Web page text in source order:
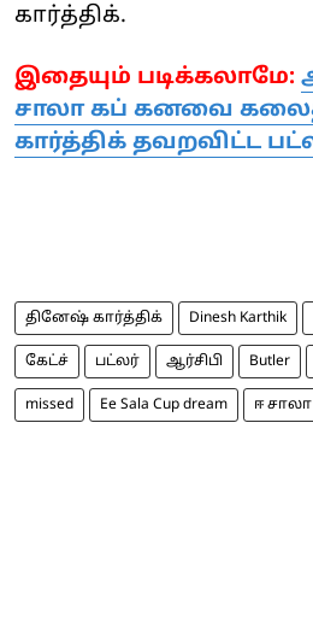
கார்த்திக்.
இதையும் படிக்கலாமே:
சாலா கப் கனவை
கார்த்திக் தவறவிட்ட
தினேஷ் கார்த்திக் Dinesh Karthik
கேட்ச் பட்லர் ஆர்சிபி Butler
missed Ee Sala Cup dream ஈ